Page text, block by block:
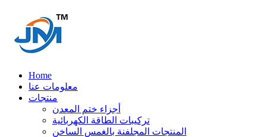
Home
معلومات عنا
منتجات
أجزاء ختم المعدن
تركيبات الطاقة الكهربائية
المنتجات المجلفنة بالغمس الساخن